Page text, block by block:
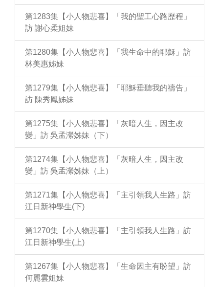
第1283集【小人物悲喜】「我的聖工心路歷程」
訪 謝心柔姐妹
第1280集【小人物悲喜】「我生命中的耶穌」訪
林美惠姊妹
第1279集【小人物悲喜】「耶穌垂聽我的禱告」
訪 陳秀鳳姊妹
第1275集【小人物悲喜】「灰暗人生，因主改
變」訪 吳孟瀠姊妹（下）
第1274集【小人物悲喜】「灰暗人生，因主改
變」訪 吳孟瀠姊妹（上）
第1271集【小人物悲喜】「主引領我人生路」訪
江日新神學生(下)
第1270集【小人物悲喜】「主引領我人生路」訪
江日新神學生(上)
第1267集【小人物悲喜】「生命因主有盼望」訪
何麗雲姐妹